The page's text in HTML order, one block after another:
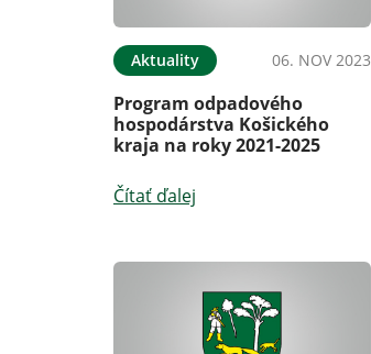
Aktuality 06. NOV 2023
Program odpadového
hospodárstva Košického
kraja na roky 2021-2025
Čítať ďalej